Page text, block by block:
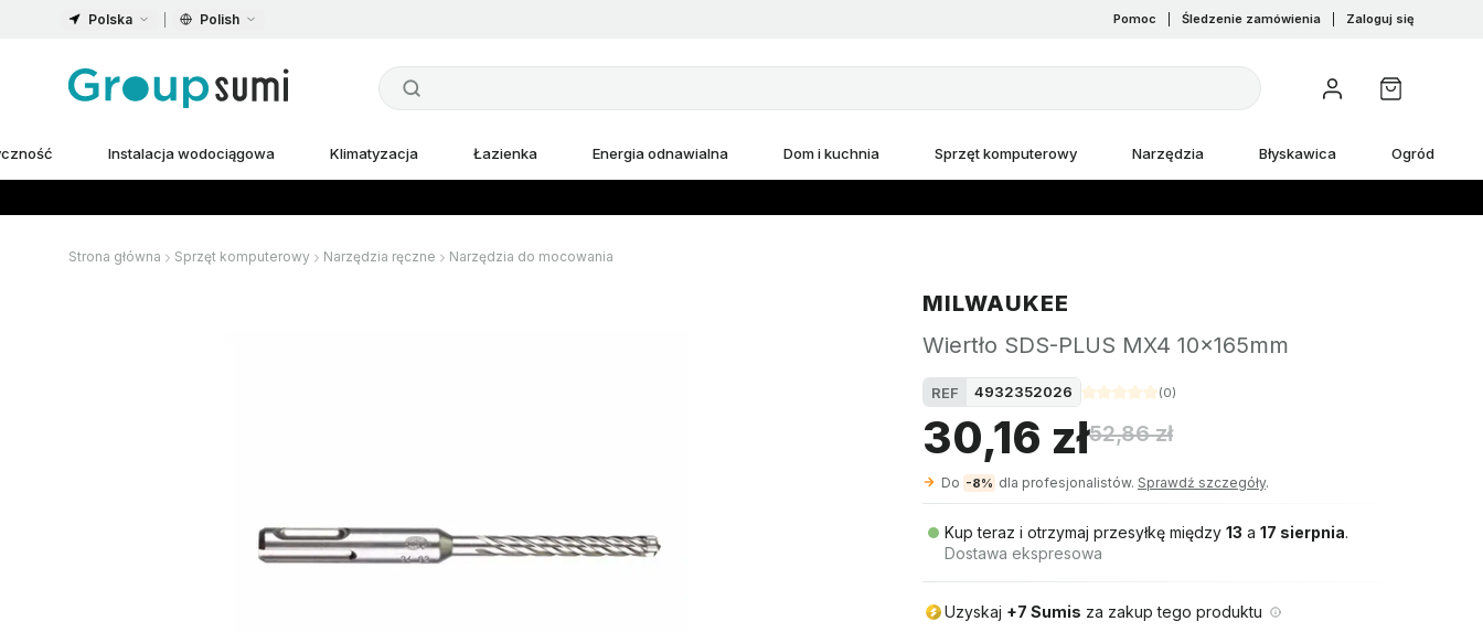
Polska Polish Pomoc Śledzenie zamówienia Zaloguj się
Instalacja wodociągowa Klimatyzacja Łazienka Energia odnawialna Dom i kuchnia Sprzęt komputerowy Narzędzia Błyskawica Ogród
Strona główna Sprzęt komputerowy Narzędzia ręczne Narzędzia do mocowania
MILWAUKEE
Wiertło SDS-PLUS MX4 10x165mm
REF 4932352026 (0)
30,16 zł52,86 zł
Do -8% dla profesjonalistów. Sprawdź szczegóły.
Kup teraz i otrzymaj przesyłkę między 13 a 17 sierpnia.
Dostawa ekspresowa
Uzyskaj +7 Sumis za zakup tego produktu